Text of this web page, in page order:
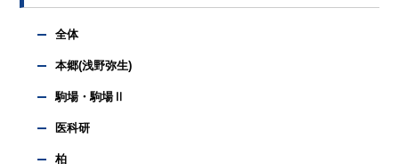
全体
本郷(浅野弥生)
駒場・駒場Ⅱ
医科研
柏